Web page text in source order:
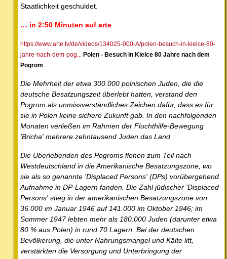
Staatlichkeit geschuldet.
… in 2:50 Minuten auf arte
https://www.arte.tv/de/videos/134025-000-A/polen-besuch-in-kielce-80-
jahre-nach-dem-pog...
Polen - Besuch in Kielce 80 Jahre nach dem
Pogrom
Die Mehrheit der etwa 300.000 polnischen Juden, die die
deutsche Besatzungszeit überlebt hatten, verstand den
Pogrom als unmissverständliches Zeichen dafür, dass es für
sie in Polen keine sichere Zukunft gab. In den nachfolgenden
Monaten verließen im Rahmen der Fluchthilfe-Bewegung
'Bricha' mehrere zehntausend Juden das Land.
Die Überlebenden des Pogroms flohen zum Teil nach
Westdeutschland in die Amerikanische Besatzungszone, wo
sie als so genannte 'Displaced Persons' (DPs) vorübergehend
Aufnahme in DP-Lagern fanden. Die Zahl jüdischer 'Displaced
Persons' stieg in der amerikanischen Besatzungszone von
36.000 im Januar 1946 auf 141.000 im Oktober 1946; im
Sommer 1947 lebten mehr als 180.000 Juden (darunter etwa
80 % aus Polen) in rund 70 Lagern. Bei der deutschen
Bevölkerung, die unter Nahrungsmangel und Kälte litt,
verstärkten die Versorgung und Unterbringung der